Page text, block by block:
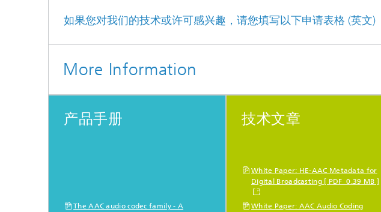
如果您对我们的技术或许可感兴趣，请您填写以下申请表格 (英文)
More Information
产品手册
The AAC audio codec family - A
技术文章
White Paper: HE-AAC Metadata for
Digital Broadcasting [ PDF 0.39 MB ]
White Paper: AAC Audio Coding